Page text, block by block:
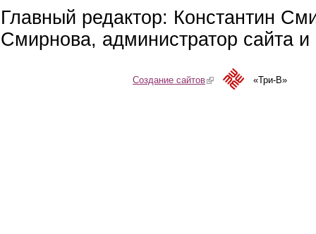
Главный редактор: Константин
Смирнова, администратор сайта
Создание сайтов(link is external)«Три-В»